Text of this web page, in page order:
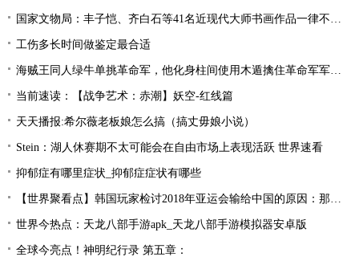
国家文物局：丰子恺、齐白石等41名近现代大师书画作品一律不准出境
工伤多长时间做鉴定最合适
海贼王同人绿牛单挑革命军，他化身柱间使用木遁擒住革命军军长！
当前速读：【战争艺术：赤潮】妖空-红线篇
天天播报:希尔薇老板娘怎么搞（搞丈毋娘小说）
Stein：湖人休赛期不太可能会在自由市场上表现活跃 世界速看
抑郁症有哪里症状_抑郁症症状有哪些
【世界聚看点】韩国玩家检讨2018年亚运会输给中国的原因：那一年是Uzi的时代！
世界今热点：天龙八部手游apk_天龙八部手游模拟器安卓版
全球今亮点！神明纪行录 第五章：